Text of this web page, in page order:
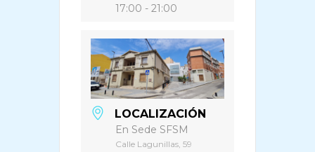
17:00 - 21:00
LOCALIZACIÓN
En Sede SFSM
Calle Lagunillas, 59